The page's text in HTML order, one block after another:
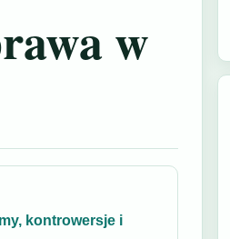
w
kontrowersje i